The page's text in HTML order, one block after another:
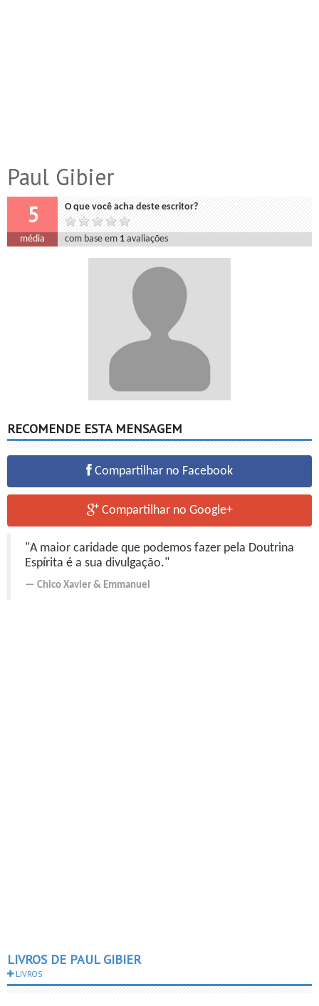
Paul Gibier
5 O que você acha deste escritor?
média com base em 1 avaliações
RECOMENDE ESTA MENSAGEM
Compartilhar no Facebook
Compartilhar no Google+
"A maior caridade que podemos fazer pela Doutrina
Espírita é a sua divulgação."
Chico Xavier & Emmanuel
LIVROS DE PAUL GIBIER
LIVROS